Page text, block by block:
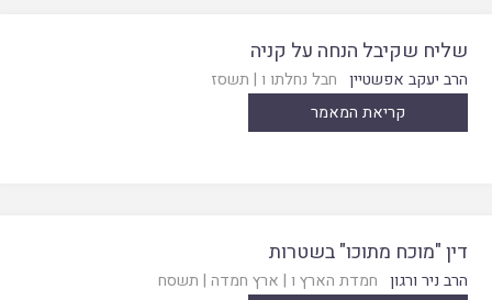
שליח שקיבל הנחה על קניה
הרב יעקב אפשטיין חבל נחלתו ו | תשסז
קריאת המאמר
דין "מוכח מתוכו" בשטרות
הרב ניר ורגון חמדת הארץ ו | ארץ חמדה | תשסח